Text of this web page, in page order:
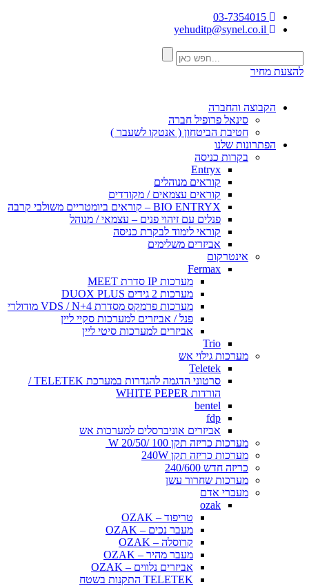
להצעת מחיר
הקבוצה והחברה
סינאל פרופיל חברה
חטיבת הביטחון ( אנטקו לשעבר )
הפתרונות שלנו
בקרות כניסה
Entryx
קוראים מנוהלים
קוראים עצמאים / מקודדים
BIO ENTRYX – קוראים ביומטריים משולבי קרבה
פנלים עם זיהוי פנים – עצמאי / מנוהל
קוראי לימוד לבקרת כניסה
אביזרים משלימים
אינטרקום
Fermax
מערכות IP סדרת MEET
מערכות 2 גידים DUOX PLUS
מערכות פרמקס מסדרת VDS / N+4 מודולרי
פנל / אביזרים למערכות סקיי ליין
אביזרים למערכות סיטי ליין
Trio
מערכות גילוי אש
Teletek
סרטוני הדגמה להגדרות במערכת TELETEK /
הורדות WHITE PEPER
bentel
fdp
אביזרים אוניברסלים למערכות אש
מערכות כריזה תקן 100 /20/50 W
מערכות כריזה תקן 240W
כריזה חדש 240/600
מערכות שחרור עשן
מעברי אדם
ozak
טריפוד – OZAK
מעבר נכים – OZAK
קרוסלה – OZAK
מעבר מהיר – OZAK
אביזרים נלווים – OZAK
TELETEK התקנות בשטח